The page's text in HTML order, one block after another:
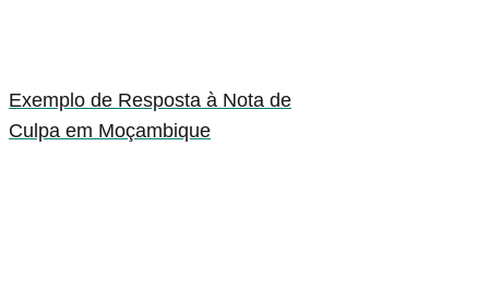
Exemplo de Resposta à Nota de
Culpa em Moçambique